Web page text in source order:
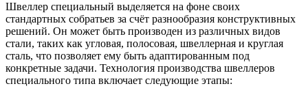
латунный
(пруток)
Лента
латунная
Лист
латунный
Труба
Группы
Ванны и
товары
Швеллер специальный выделяется на фоне своих
стандартных собратьев за счёт разнообразия конструктивных
решений. Он может быть производен из различных видов
стали, таких как угловая, полосовая, швеллерная и круглая
сталь, что позволяет ему быть адаптированным под
конкретные задачи. Технология производства швеллеров
специального типа включает следующие этапы: